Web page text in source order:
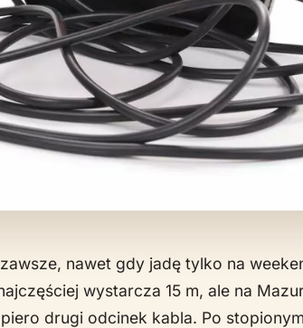
nawet gdy jadę tylko na
wystarcza 15 m, ale na
drugi odcinek kabla. Po